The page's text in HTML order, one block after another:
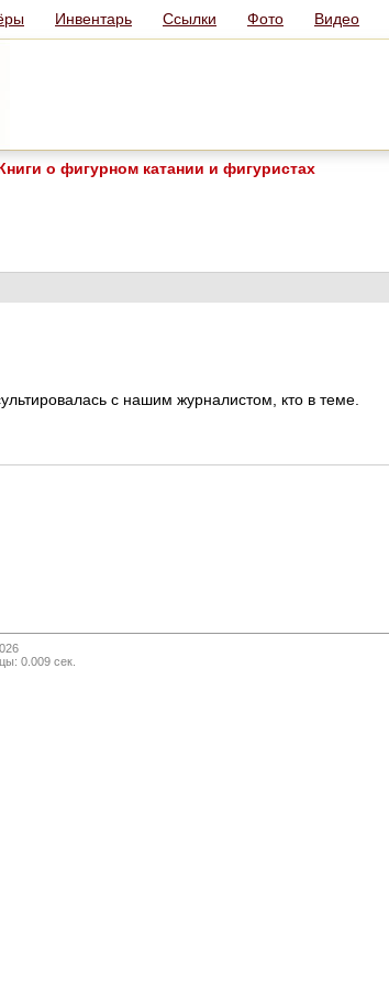
Инвентарь Ссылки Фото Видео
о фигурном катании и фигуристах
с нашим журналистом, кто в теме.
0.009 сек.